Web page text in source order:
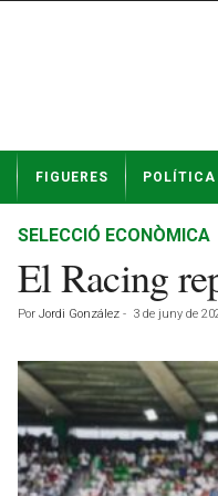
t
FIGUERES POLÍTICA
SELECCIÓ ECONÒMICA
El Racing
Por Jordi González - 3 de juny de